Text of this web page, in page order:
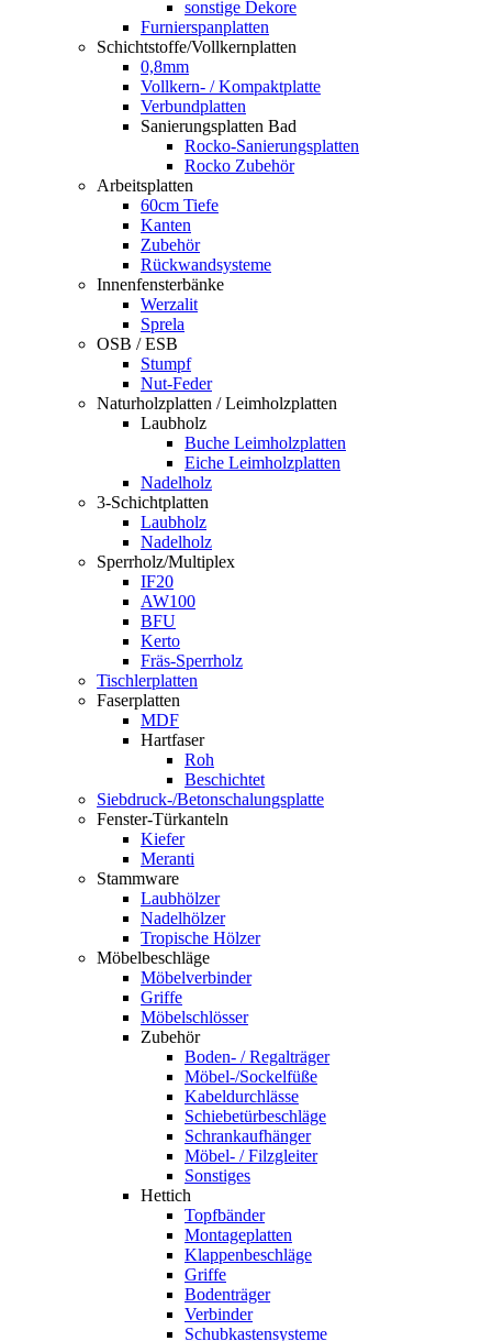
sonstige Dekore
Furnierspanplatten
Schichtstoffe/Vollkernplatten
0,8mm
Vollkern- / Kompaktplatte
Verbundplatten
Sanierungsplatten Bad
Rocko-Sanierungsplatten
Rocko Zubehör
Arbeitsplatten
60cm Tiefe
Kanten
Zubehör
Rückwandsysteme
Innenfensterbänke
Werzalit
Sprela
OSB / ESB
Stumpf
Nut-Feder
Naturholzplatten / Leimholzplatten
Laubholz
Buche Leimholzplatten
Eiche Leimholzplatten
Nadelholz
3-Schichtplatten
Laubholz
Nadelholz
Sperrholz/Multiplex
IF20
AW100
BFU
Kerto
Fräs-Sperrholz
Tischlerplatten
Faserplatten
MDF
Hartfaser
Roh
Beschichtet
Siebdruck-/Betonschalungsplatte
Fenster-Türkanteln
Kiefer
Meranti
Stammware
Laubhölzer
Nadelhölzer
Tropische Hölzer
Möbelbeschläge
Möbelverbinder
Griffe
Möbelschlösser
Zubehör
Boden- / Regalträger
Möbel-/Sockelfüße
Kabeldurchlässe
Schiebetürbeschläge
Schrankaufhänger
Möbel- / Filzgleiter
Sonstiges
Hettich
Topfbänder
Montageplatten
Klappenbeschläge
Griffe
Bodenträger
Verbinder
Schubkastensysteme